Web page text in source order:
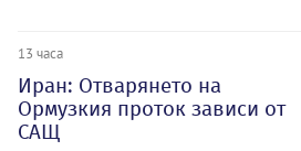
13 часа
Иран: Отварянето на
Ормузкия проток зависи от
САЩ